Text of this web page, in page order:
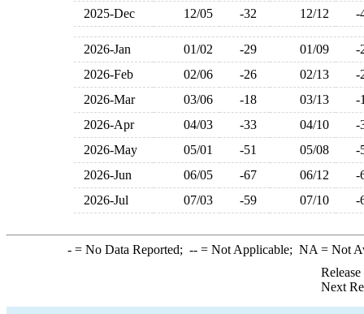
2025-Dec
12/05 -32 12/12
2026-Jan 01/02 -29 01/09
2026-Feb
02/06 -26 02/13
2026-Mar
03/06 -18 03/13
2026-Apr
04/03 -33 04/10
2026-May
05/01 -51 05/08
2026-Jun
06/05 -67 06/12
2026-Jul
07/03 -59 07/10
-= No Data Reported; --= Not Applicable; NA = Not
Next